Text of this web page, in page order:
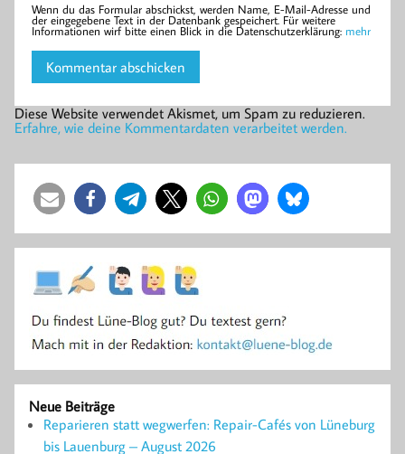
Wenn du das Formular abschickst, werden Name, E-Mail-Adresse und
der eingegebene Text in der Datenbank gespeichert. Für weitere
Informationen wirf bitte einen Blick in die Datenschutzerklärung: mehr
Diese Website verwendet Akismet, um Spam zu reduzieren.
Erfahre, wie deine Kommentardaten verarbeitet werden.
Neue Beiträge
Reparieren statt wegwerfen: Repair-Cafés von Lüneburg
bis Lauenburg – August 2026